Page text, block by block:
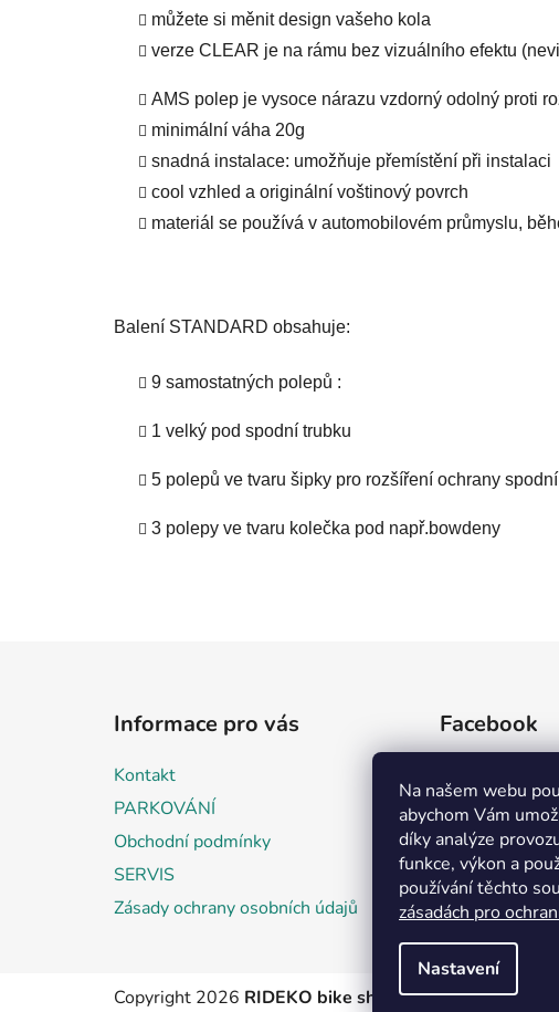
Na našem webu
abychom Vám
díky analýze
funkce, výkon a
používání těchto
zásadách pro
Nastavení
můžete si měnit design vašeho kola
verze CLEAR je na rámu bez vizuálního efektu
AMS polep je vysoce nárazu vzdorný odolný proti
minimální váha 20g
snadná instalace: umožňuje přemístění při instalaci
cool vzhled a originální voštinový povrch
materiál se používá v automobilovém průmyslu,
Balení STANDARD obsahuje:
9 samostatných polepů :
1 velký pod spodní trubku
5 polepů ve tvaru šipky pro rozšíření ochrany
3 polepy ve tvaru kolečka pod např.bowdeny
Informace pro vás
Kontakt
PARKOVÁNÍ
Obchodní podmínky
SERVIS
Zásady ochrany osobních údajů
Facebook
Copyright 2026 RIDEKO bike shop . Všechna práva